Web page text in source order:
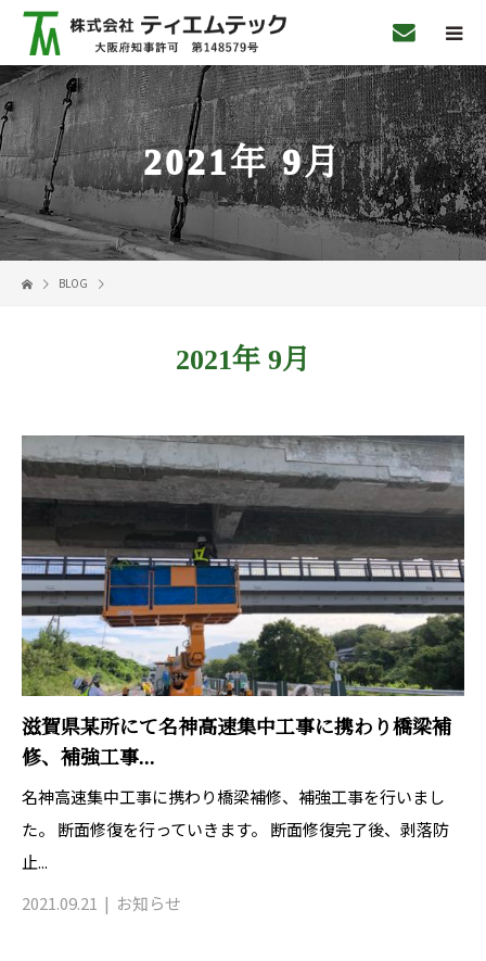
2021年 9月
BLOG
2021年 9月
滋賀県某所にて名神高速集中工事に携わり橋梁補
修、補強工事...
名神高速集中工事に携わり橋梁補修、補強工事を行いまし
た。 断面修復を行っていきます。 断面修復完了後、剥落防
止...
2021.09.21
お知らせ